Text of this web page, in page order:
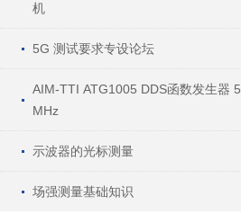
机
5G 测试要求专设论坛
AIM-TTI ATG1005 DDS函数发生器 5
MHz
示波器的光标测量
场强测量基础知识